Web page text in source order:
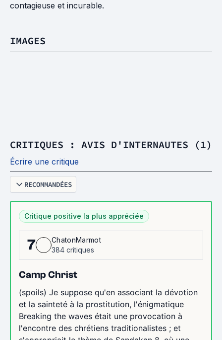
contagieuse et incurable.
IMAGES
CRITIQUES : AVIS D'INTERNAUTES (1)
Écrire une critique
RECOMMANDÉES
Critique positive la plus appréciée
7
ChatonMarmot
384 critiques
Camp Christ
(spoils) Je suppose qu'en associant la dévotion
et la sainteté à la prostitution, l'énigmatique
Breaking the waves était une provocation à
l'encontre des chrétiens traditionalistes ; et